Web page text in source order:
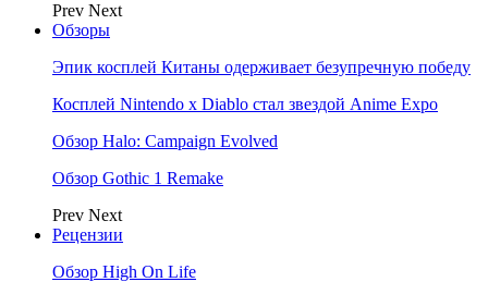
Prev Next
Обзоры
Эпик косплей Китаны одерживает безупречную победу
Косплей Nintendo x Diablo стал звездой Anime Expo
Обзор Halo: Campaign Evolved
Обзор Gothic 1 Remake
Prev Next
Рецензии
Обзор High On Life